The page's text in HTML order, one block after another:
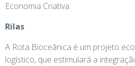
Economia Criativa.
Rilas
A Rota Bioceânica é um projeto
logístico, que estimulará a